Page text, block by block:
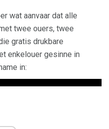
wat aanvaar dat alle
twee ouers, twee
gratis drukbare
enkelouer gesinne in
in: